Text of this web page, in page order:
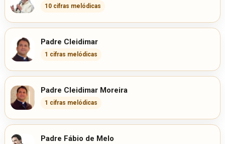
10 cifras melódicas
Padre Cleidimar
1 cifras melódicas
Padre Cleidimar Moreira
1 cifras melódicas
Padre Fábio de Melo